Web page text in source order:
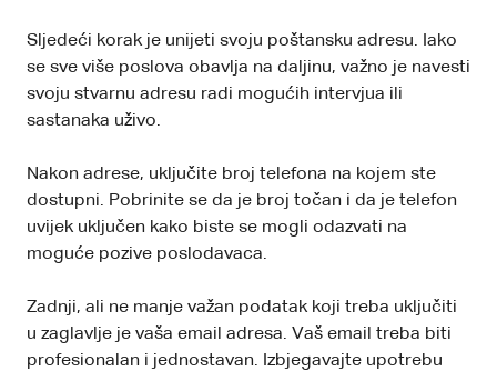
Sljedeći korak je unijeti svoju poštansku adresu. Iako
se sve više poslova obavlja na daljinu, važno je navesti
svoju stvarnu adresu radi mogućih intervjua ili
sastanaka uživo.
Nakon adrese, uključite broj telefona na kojem ste
dostupni. Pobrinite se da je broj točan i da je telefon
uvijek uključen kako biste se mogli odazvati na
moguće pozive poslodavaca.
Zadnji, ali ne manje važan podatak koji treba uključiti
u zaglavlje je vaša email adresa. Vaš email treba biti
profesionalan i jednostavan. Izbjegavajte upotrebu